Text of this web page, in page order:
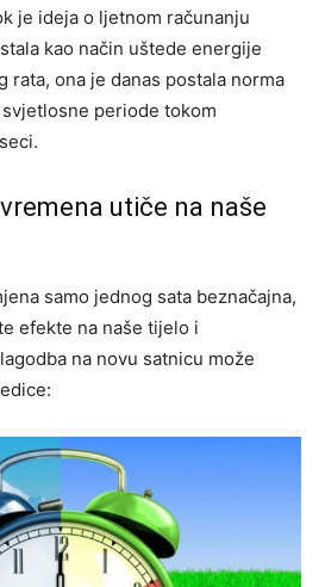
je ideja o ljetnom računanju
kao način uštede energije
rata, ona je danas postala norma
periode tokom
utiče na naše
samo jednog sata beznačajna,
efekte na naše tijelo i
na novu satnicu može